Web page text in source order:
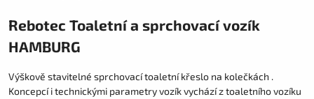
Rebotec Toaletní a sprchovací vozík
HAMBURG
Výškově stavitelné sprchovací toaletní křeslo na kolečkách .
Koncepcí i technickými parametry vozík vychází z toaletního vozíku